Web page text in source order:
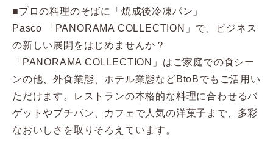
■プロの料理のそばに「焼成後冷凍パン」
Pasco 「PANORAMA COLLECTION」で、ビジネス
の新しい展開をはじめませんか？
「PANORAMA COLLECTION」はご家庭での食シー
ンの他、外食業態、ホテル業態などBtoBでもご活用い
ただけます。レストランの本格的な料理に合わせるバ
ゲットやプチパン、カフェで人気の洋菓子まで、多彩
なおいしさを取りそろえています。